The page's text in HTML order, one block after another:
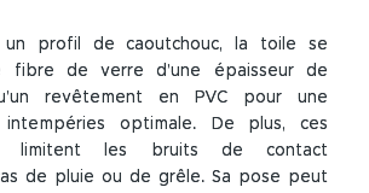
un profil de caoutchouc, la toile se
fibre de verre d’une épaisseur de
revêtement en PVC pour une
intempéries optimale. De plus, ces
limitent les bruits de contact
de pluie ou de grêle. Sa pose peut